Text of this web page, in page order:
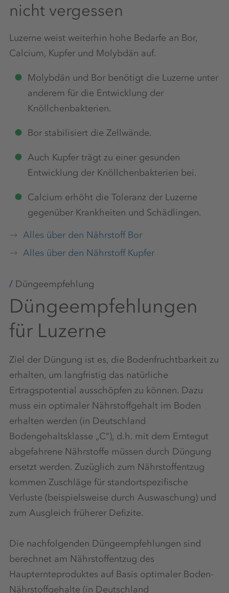
nicht vergessen
Luzerne weist weiterhin hohe Bedarfe an Bor,
Calcium, Kupfer und Molybdän auf.
Molybdän und Bor benötigt die Luzerne unter
anderem für die Entwicklung der
Knöllchenbakterien.
Bor stabilisiert die Zellwände.
Auch Kupfer trägt zu einer gesunden
Entwicklung der Knöllchenbakterien bei.
Calcium erhöht die Toleranz der Luzerne
gegenüber Krankheiten und Schädlingen.
Alles über den Nährstoff Bor
Alles über den Nährstoff Kupfer
Düngeempfehlung
Düngeempfehlungen
für Luzerne
Ziel der Düngung ist es, die Bodenfruchtbarkeit zu
erhalten, um langfristig das natürliche
Ertragspotential ausschöpfen zu können. Dazu
muss ein optimaler Nährstoffgehalt im Boden
erhalten werden (in Deutschland
Bodengehaltsklasse „C“), d.h. mit dem Erntegut
abgefahrene Nährstoffe müssen durch Düngung
ersetzt werden. Zuzüglich zum Nährstoffentzug
kommen Zuschläge für standortspezifische
Verluste (beispielsweise durch Auswaschung) und
zum Ausgleich früherer Defizite.
Die nachfolgenden Düngeempfehlungen sind
berechnet am Nährstoffentzug des
Haupternteproduktes auf Basis optimaler Boden-
Nährstoffgehalte (in Deutschland